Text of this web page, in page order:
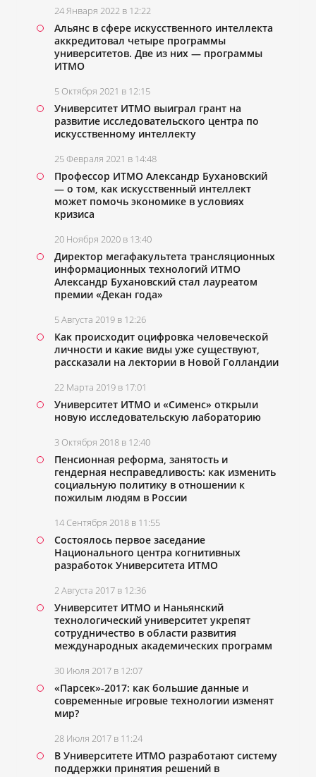
24 Января 2022 в 12:22
Альянс в сфере искусственного интеллекта
аккредитовал четыре программы
университетов. Две из них ― программы
ИТМО
5 Октября 2021 в 12:15
Университет ИТМО выиграл грант на
развитие исследовательского центра по
искусственному интеллекту
25 Февраля 2021 в 14:48
Профессор ИТМО Александр Бухановский
― о том, как искусственный интеллект
может помочь экономике в условиях
кризиса
20 Ноября 2020 в 13:40
Директор мегафакультета трансляционных
информационных технологий ИТМО
Александр Бухановский стал лауреатом
премии «Декан года»
5 Августа 2019 в 12:26
Как происходит оцифровка человеческой
личности и какие виды уже существуют,
рассказали на лектории в Новой Голландии
22 Марта 2019 в 17:01
Университет ИТМО и «Сименс» открыли
новую исследовательскую лабораторию
3 Октября 2018 в 12:40
Пенсионная реформа, занятость и
гендерная несправедливость: как изменить
социальную политику в отношении к
пожилым людям в России
14 Сентября 2018 в 11:55
Состоялось первое заседание
Национального центра когнитивных
разработок Университета ИТМО
2 Августа 2017 в 12:36
Университет ИТМО и Наньянский
технологический университет укрепят
сотрудничество в области развития
международных академических программ
30 Июля 2017 в 12:07
«Парсек»-2017: как большие данные и
современные игровые технологии изменят
мир?
28 Июля 2017 в 11:24
В Университете ИТМО разработают систему
поддержки принятия решений в